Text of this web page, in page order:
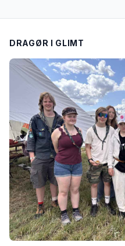
DRAGØR I GLIMT